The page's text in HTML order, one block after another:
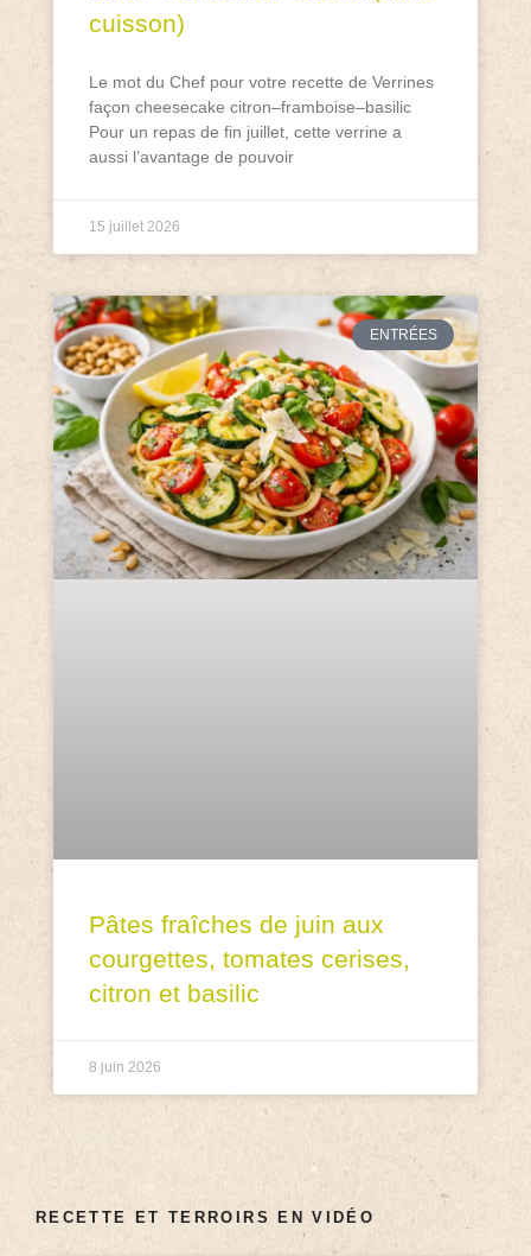
cuisson)
Le mot du Chef pour votre recette de Verrines
façon cheesecake citron–framboise–basilic
Pour un repas de fin juillet, cette verrine a
aussi l’avantage de pouvoir
15 juillet 2026
ENTRÉES
Pâtes fraîches de juin aux
courgettes, tomates cerises,
citron et basilic
8 juin 2026
RECETTE ET TERROIRS EN VIDÉO